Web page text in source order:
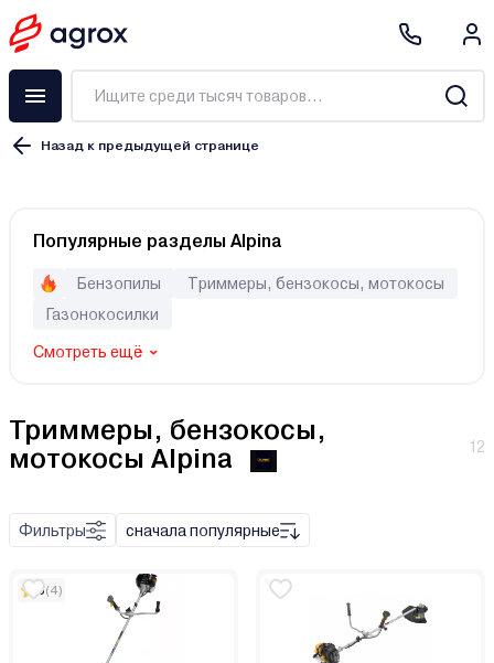
Назад к предыдущей странице
Популярные разделы Alpina
Смотреть ещё
Бензопилы
Триммеры, бензокосы, мотокосы
Газонокосилки
Триммеры, бензокосы,
мотокосы Alpina
12
Электрический
Аккумуляторный
Eco GTP
Eco GT
Champion ET
Champion TB
Фильтры сначала популярные
5(4)